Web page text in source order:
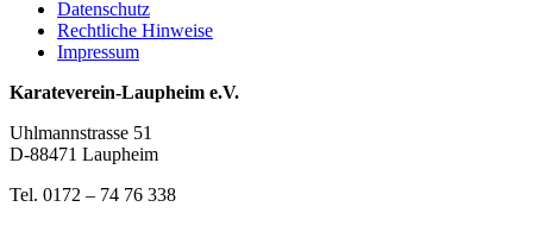
Datenschutz
Rechtliche Hinweise
Impressum
Karateverein-Laupheim e.V.
Uhlmannstrasse 51
D-88471 Laupheim
Tel. 0172 – 74 76 338